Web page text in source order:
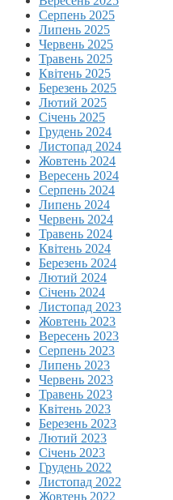
Серпень 2025
Липень 2025
Червень 2025
Травень 2025
Квітень 2025
Березень 2025
Лютий 2025
Січень 2025
Грудень 2024
Листопад 2024
Жовтень 2024
Вересень 2024
Серпень 2024
Липень 2024
Червень 2024
Травень 2024
Квітень 2024
Березень 2024
Лютий 2024
Січень 2024
Листопад 2023
Жовтень 2023
Вересень 2023
Серпень 2023
Липень 2023
Червень 2023
Травень 2023
Квітень 2023
Березень 2023
Лютий 2023
Січень 2023
Грудень 2022
Листопад 2022
Жовтень 2022